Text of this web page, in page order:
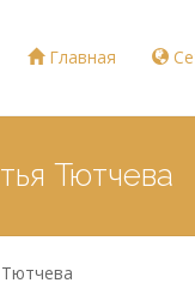
Главная
Тютчева